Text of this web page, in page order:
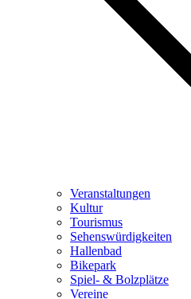
Veranstaltungen
Kultur
Tourismus
Sehenswürdigkeiten
Hallenbad
Bikepark
Spiel- & Bolzplätze
Vereine